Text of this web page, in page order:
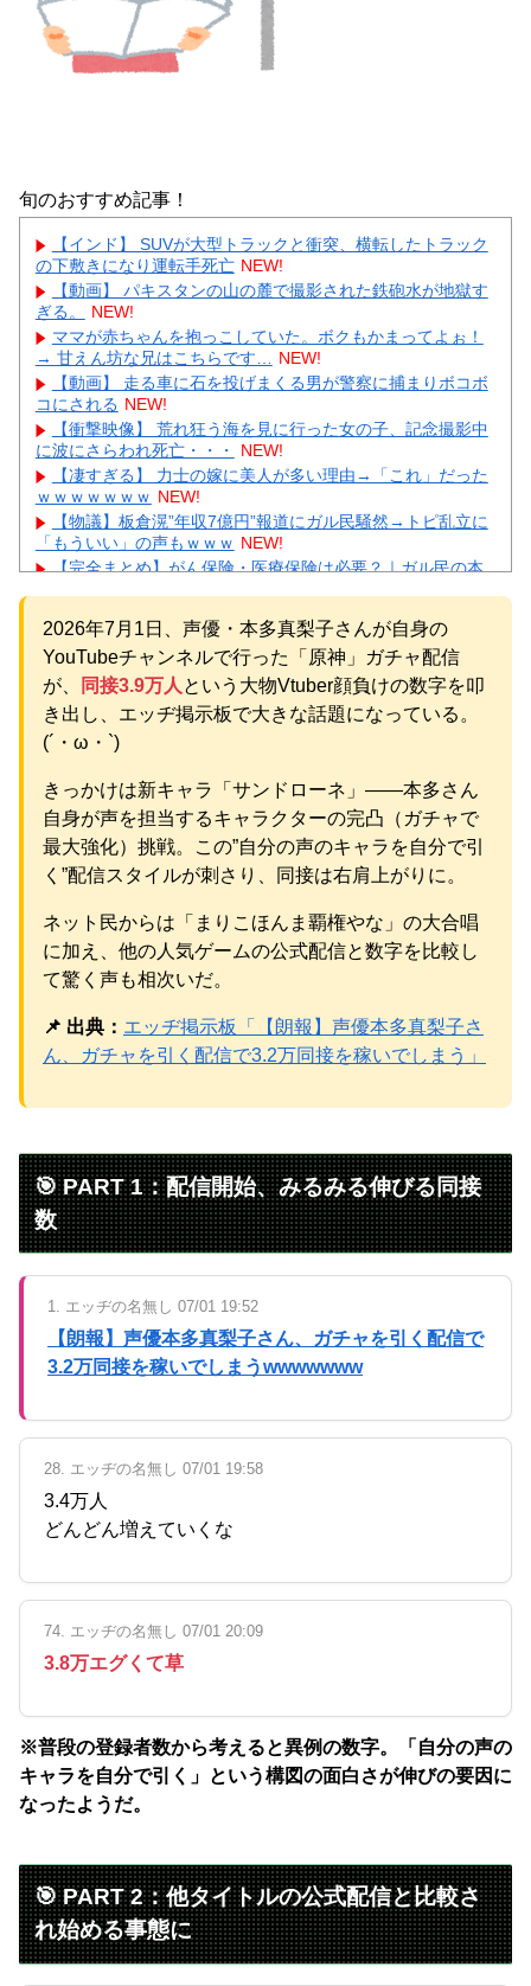
旬のおすすめ記事！
【インド】 SUVが大型トラックと衝突、横転したトラック
の下敷きになり運転手死亡 NEW!
【動画】 パキスタンの山の麓で撮影された鉄砲水が地獄す
ぎる。
NEW!
ママが赤ちゃんを抱っこしていた。ボクもかまってよぉ！
→ 甘えん坊な兄はこちらです…
NEW!
【動画】 走る車に石を投げまくる男が警察に捕まりボコボ
コにされる NEW!
【衝撃映像】 荒れ狂う海を見に行った女の子、記念撮影中
に波にさらわれ死亡・・・
NEW!
【凄すぎる】 力士の嫁に美人が多い理由→「これ」だった
ｗｗｗｗｗｗｗ NEW!
【物議】板倉滉”年収7億円”報道にガル民騒然→トピ乱立に
「もういい」の声もｗｗｗ NEW!
【完全まとめ】がん保険・医療保険は必要？｜ガル民の本
ｗｗｗｗｗｗ NEW!
【画像】 芦田愛菜ちゃん「うわー、すごい！なんか出てる
♥」
NEW!
【動画】 御当地アイドルだった頃の今田美桜、レベチｗｗ
ｗｗｗｗｗｗｗｗｗｗｗｗｗｗｗｗ NEW!
【悲報】 町のお弁当屋さん「申し訳ないが消費税1%になっ
元AKB社長、22億円申告漏れ 乃木坂46運営会社の株式を
パチンコ京楽産業に譲渡【ノース・リバー】【窪田康志】
元AKB社長、22億円申告漏れ 乃木坂46運営会社の株式を
パチンコ京楽産業に譲渡【ノース・リバー】【窪田康志】
Powered by livedoor 相互RSS
2026年7月1日、声優・本多真梨子さんが自身の
YouTubeチャンネルで行った「原神」ガチャ配信
が、
同接3.9万人 という大物Vtuber顔負けの数字を叩
き出し、エッヂ掲示板で大きな話題になっている。
(´・ω・`)
きっかけは新キャラ「サンドローネ」――本多さん
自身が声を担当するキャラクターの完凸（ガチャで
最大強化）挑戦。この”自分の声のキャラを自分で引
く”配信スタイルが刺さり、同接は右肩上がりに。
ネット民からは「まりこほんま覇権やな」の大合唱
に加え、他の人気ゲームの公式配信と数字を比較し
て驚く声も相次いだ。
📌 出典： エッヂ掲示板「【朗報】声優本多真梨子さ
ん、ガチャを引く配信で3.2万同接を稼いでしまう」
🎯 PART 1：配信開始、みるみる伸びる同接
数
1. エッヂの名無し 07/01 19:52
【朗報】声優本多真梨子さん、ガチャを引く配信で
3.2万同接を稼いでしまうwwwwwww
28. エッヂの名無し 07/01 19:58
3.4万人
どんどん増えていくな
74. エッヂの名無し 07/01 20:09
3.8万エグくて草
※普段の登録者数から考えると異例の数字。「自分の声の
キャラを自分で引く」という構図の面白さが伸びの要因に
なったようだ。
🎯 PART 2：他タイトルの公式配信と比較さ
れ始める事態に